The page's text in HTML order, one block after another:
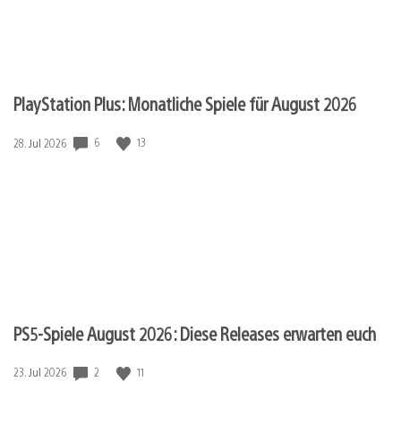
PlayStation Plus: Monatliche Spiele für August 2026
Veröffentlichungsdatum:
28. Jul 2026 6 13
PS5-Spiele August 2026: Diese Releases erwarten euch
Veröffentlichungsdatum:
23. Jul 2026 2 11